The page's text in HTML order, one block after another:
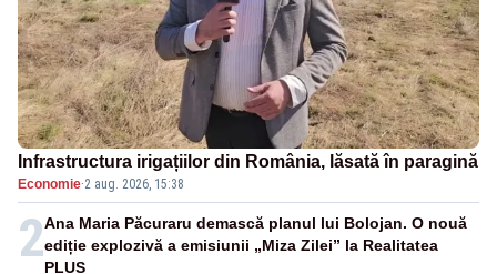
Infrastructura irigațiilor din România, lăsată în paragină
Economie·2 aug. 2026, 15:38
2Ana Maria Păcuraru demască planul lui Bolojan. O nouă
ediție explozivă a emisiunii „Miza Zilei” la Realitatea
PLUS